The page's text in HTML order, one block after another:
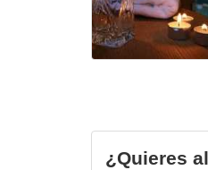
¿Quieres